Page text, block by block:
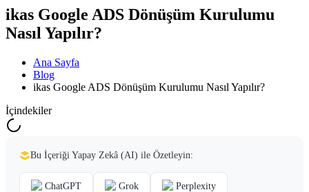
ikas Google ADS Dönüşüm Kurulumu
Nasıl Yapılır?
Ana Sayfa
Blog
ikas Google ADS Dönüşüm Kurulumu Nasıl Yapılır?
İçindekiler
Bu İçeriği Yapay Zekâ (AI) ile Özetleyin:
ChatGPT Grok Perplexity